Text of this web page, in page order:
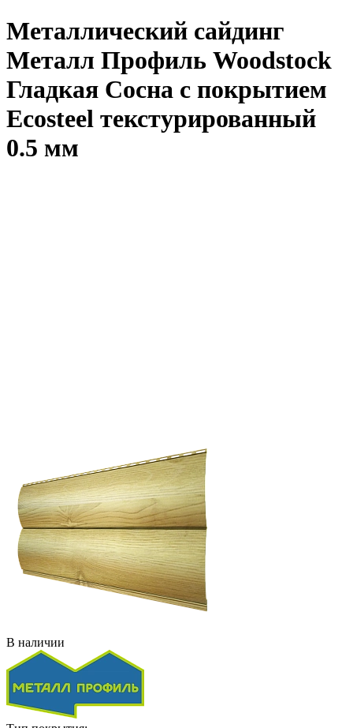
Металлический сайдинг
Металл Профиль Woodstock
Гладкая Сосна с покрытием
Ecosteel текстурированный
0.5 мм
В наличии